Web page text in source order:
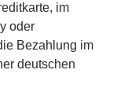
im
oder
Bezahlung im
deutschen